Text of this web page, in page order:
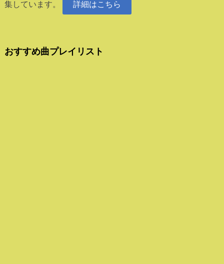
集しています。
詳細はこちら
おすすめ曲プレイリスト